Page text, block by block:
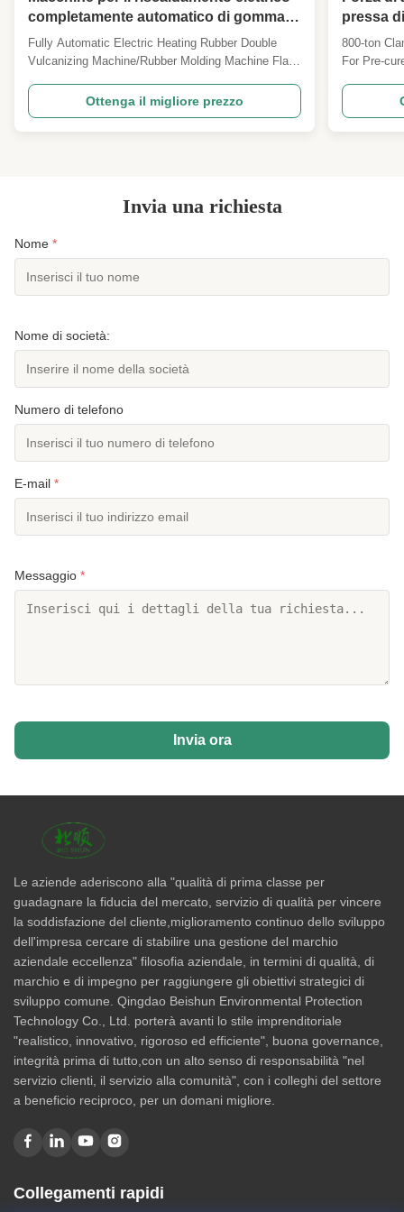
completamente automatico di gomma a
doppia vulcanizzazione / stampatrici di
gomma
Fully Automatic Electric Heating Rubber Double
Vulcanizing Machine/Rubber Molding Machine Flat
is a good helper for rubber and plastic industry. It is
mainly used for mixing and processing of chemical
raw materials such as polymers such as rubber ...
Ottenga il migliore prezzo
pressa
800-ton
For Pre-
The 5-
distribution
Invia una richiesta
Nome *
Nome di società:
Numero di telefono
E-mail *
Messaggio *
Invia ora
Le aziende aderiscono alla "qualità di prima classe per
guadagnare la fiducia del mercato, servizio di qualità per vincere
la soddisfazione del cliente,miglioramento continuo dello sviluppo
dell'impresa cercare di stabilire una gestione del marchio
aziendale eccellenza" filosofia aziendale, in termini di qualità, di
marchio e di impegno per raggiungere gli obiettivi strategici di
sviluppo comune. Qingdao Beishun Environmental Protection
Technology Co., Ltd. porterà avanti lo stile imprenditoriale
"realistico, innovativo, rigoroso ed efficiente", buona governance,
integrità prima di tutto,con un alto senso di responsabilità "nel
servizio clienti, il servizio alla comunità", con i colleghi del settore
a beneficio reciproco, per un domani migliore.
Collegamenti rapidi